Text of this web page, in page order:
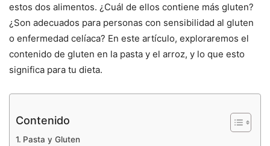
estos dos alimentos. ¿Cuál de ellos contiene más gluten?
¿Son adecuados para personas con sensibilidad al gluten
o enfermedad celíaca? En este artículo, exploraremos el
contenido de gluten en la pasta y el arroz, y lo que esto
significa para tu dieta.
Contenido
Pasta y Gluten